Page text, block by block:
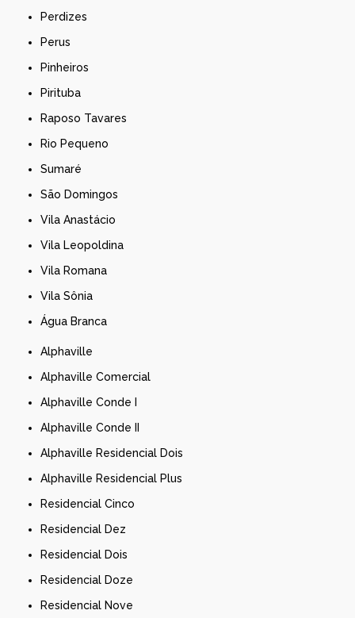
Perdizes
Perus
Pinheiros
Pirituba
Raposo Tavares
Rio Pequeno
Sumaré
São Domingos
Vila Anastácio
Vila Leopoldina
Vila Romana
Vila Sônia
Água Branca
Alphaville
Alphaville Comercial
Alphaville Conde I
Alphaville Conde II
Alphaville Residencial Dois
Alphaville Residencial Plus
Residencial Cinco
Residencial Dez
Residencial Dois
Residencial Doze
Residencial Nove